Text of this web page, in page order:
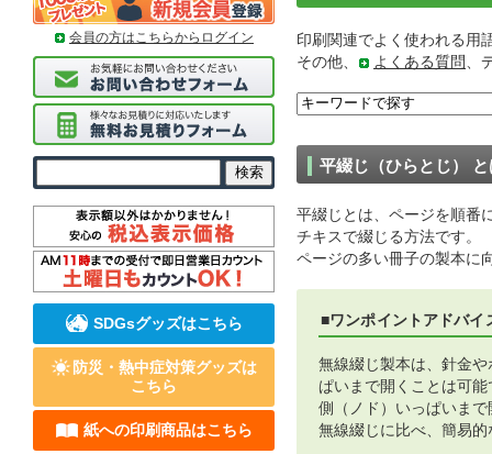
印刷関連でよく使われる用
その他、
よくある質問 、
平綴じ（ひらとじ） と
平綴じとは、ページを順番
チキスで綴じる方法です。
ページの多い冊子の製本に
■ワンポイントアドバイ
無線綴じ製本は、針金
ぱいまで開くことは可
側（ノド）いっぱいま
無線綴じに比べ、簡易
会員の方はこちらからログイン
SDGsグッズはこちら
防災・熱中症対策グッズは
こちら
紙への印刷商品はこちら